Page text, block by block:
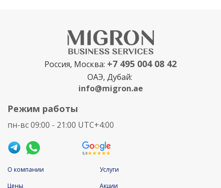
Россия, Москва: +7 495 004 08 42
ОАЭ, Дубай:
info@migron.ae
Режим работы
пн-вс 09:00 - 21:00 UTC+4:00
О компании
Цены
Услуги
Акции